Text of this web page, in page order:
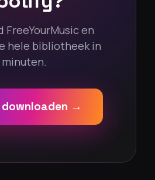
FreeYourMusic en
hele bibliotheek in
minuten.
downloaden →